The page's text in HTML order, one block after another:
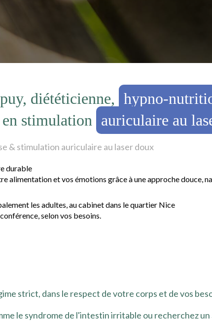
diététicienne, hypno-
stimulation auriculaire au
& stimulation auriculaire au laser doux
durable
alimentation et vos émotions grâce à une approche douce,
les adultes, au cabinet dans le quartier Nice
selon vos besoins.
strict, dans le respect de votre corps et de vos
le syndrome de l'intestin irritable ou recherchez